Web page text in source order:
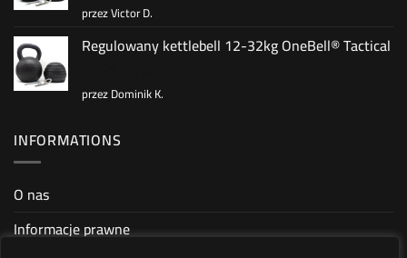
Oceniono5
na 5
przez Victor D.
Regulowany kettlebell 12-32kg OneBell® Tactical
Oceniono
4
przez Dominik K.
INFORMATIONS
O nas
Informacje prawne